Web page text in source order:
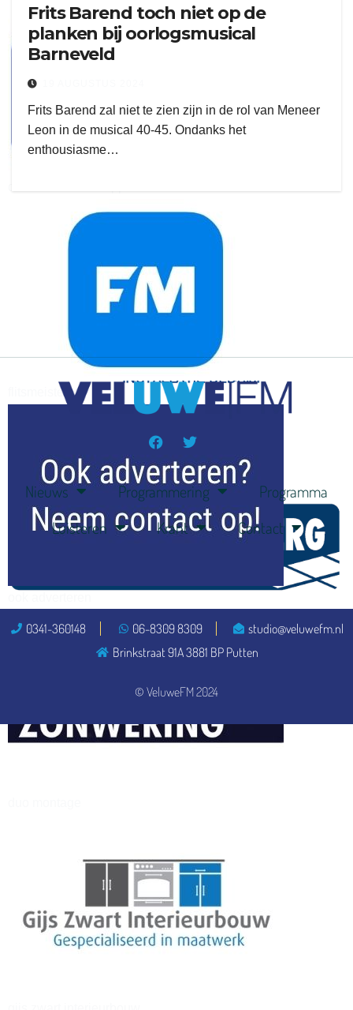
zielman
delangekortland
flitsmeister
Frits Barend toch niet op de
planken bij oorlogsmusical
Barneveld
Frits Barend zal niet te zien zijn in de rol van Meneer
Leon in de musical 40-45. Ondanks het
enthousiasme…
Nieuws Programmering
Programma
Luisteren
Krant Contact
© VeluweFM 2024
0341-360148 06-8309 8309
studio@veluwefm.nl
Brinkstraat 91A 3881 BP Putten